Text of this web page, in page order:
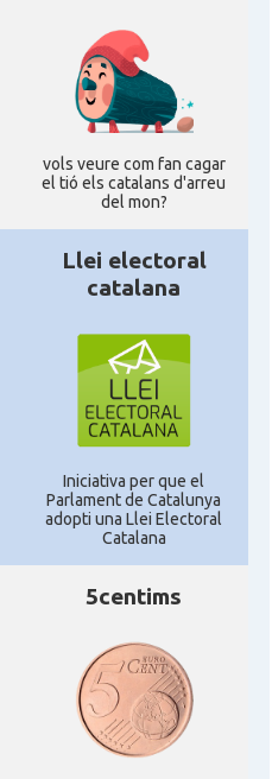
vols veure com fan cagar
el tió els catalans d'arreu
del mon?
Llei electoral
catalana
Iniciativa per que el
Parlament de Catalunya
adopti una Llei Electoral
Catalana
5centims